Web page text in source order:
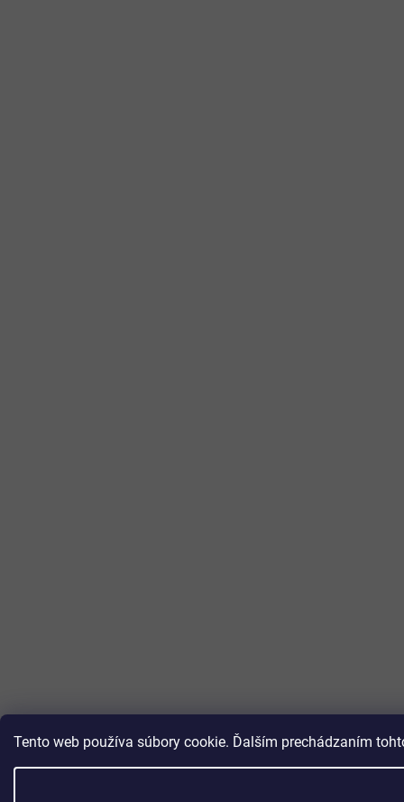
Tento web používa súbory cookie. Ďalším prechádzaním